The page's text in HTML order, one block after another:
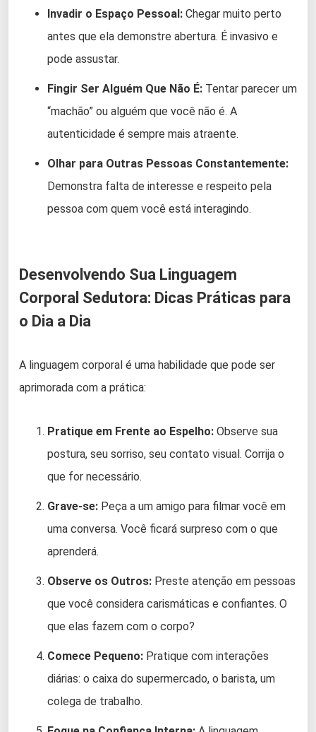
Invadir o Espaço Pessoal: Chegar muito perto
antes que ela demonstre abertura. É invasivo e
pode assustar.
Fingir Ser Alguém Que Não É: Tentar parecer um
“machão” ou alguém que você não é. A
autenticidade é sempre mais atraente.
Olhar para Outras Pessoas Constantemente:
Demonstra falta de interesse e respeito pela
pessoa com quem você está interagindo.
Desenvolvendo Sua Linguagem
Corporal Sedutora: Dicas Práticas para
o Dia a Dia
A linguagem corporal é uma habilidade que pode ser
aprimorada com a prática:
Pratique em Frente ao Espelho: Observe sua
postura, seu sorriso, seu contato visual. Corrija o
que for necessário.
Grave-se: Peça a um amigo para filmar você em
uma conversa. Você ficará surpreso com o que
aprenderá.
Observe os Outros: Preste atenção em pessoas
que você considera carismáticas e confiantes. O
que elas fazem com o corpo?
Comece Pequeno: Pratique com interações
diárias: o caixa do supermercado, o barista, um
colega de trabalho.